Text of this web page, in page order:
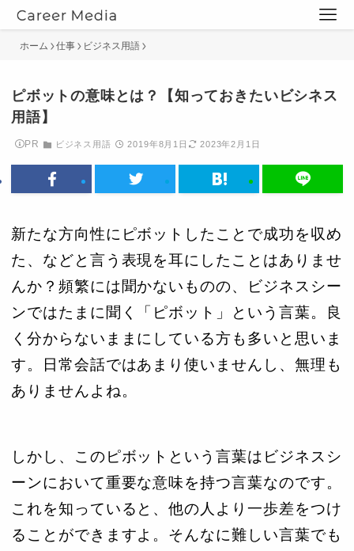
ホーム 仕事 ビジネス用語
ピボットの意味とは？【知っておきたいビシネス
用語】
PR ビジネス用語 2019年8月1日 2023年2月1日
新たな方向性にピボットしたことで成功を収め
た、などと言う表現を耳にしたことはありませ
んか？頻繁には聞かないものの、ビジネスシー
ンではたまに聞く「ピボット」という言葉。良
く分からないままにしている方も多いと思いま
す。日常会話ではあまり使いませんし、無理も
ありませんよね。
しかし、このピボットという言葉はビジネスシ
ーンにおいて重要な意味を持つ言葉なのです。
これを知っていると、他の人より一歩差をつけ
ることができますよ。そんなに難しい言葉でも